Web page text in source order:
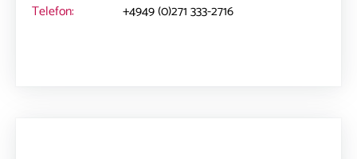
Telefon:
+4949 (0)271 333-2716